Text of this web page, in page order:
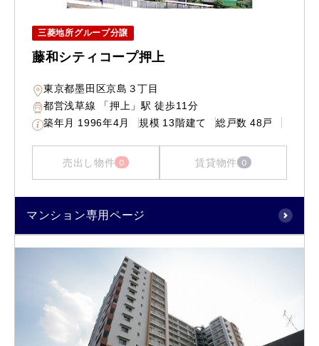
三菱地所グループ分譲
藤和シティコープ押上
東京都墨田区京島３丁目
都営浅草線 「押上」駅 徒歩11分
築年月 1996年4月 規模 13階建て 総戸数 48戸
売出し物件 0 賃貸物件 0
マンション専用ページ